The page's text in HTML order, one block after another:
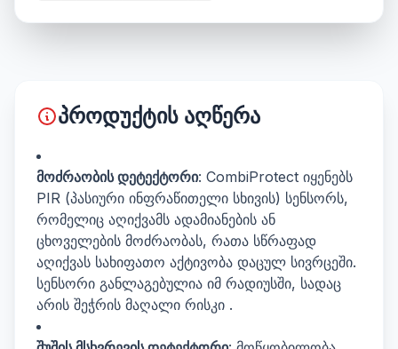
პროდუქტის აღწერა
მოძრაობის დეტექტორი: CombiProtect იყენებს
PIR (პასიური ინფრაწითელი სხივის) სენსორს,
რომელიც აღიქვამს ადამიანების ან
ცხოველების მოძრაობას, რათა სწრაფად
აღიქვას სახიფათო აქტივობა დაცულ სივრცეში.
სენსორი განლაგებულია იმ რადიუსში, სადაც
არის შეჭრის მაღალი რისკი .